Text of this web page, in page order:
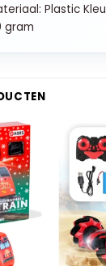
Plastic
gram